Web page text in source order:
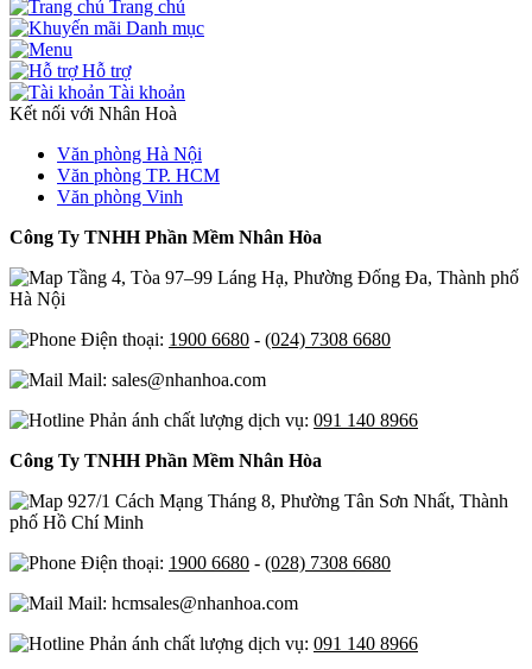
Trang chủ
Danh mục
Hỗ trợ
Tài khoản
Kết nối với Nhân Hoà
Văn phòng Hà Nội
Văn phòng TP. HCM
Văn phòng Vinh
Công Ty TNHH Phần Mềm Nhân Hòa
Tầng 4, Tòa 97–99 Láng Hạ, Phường Đống Đa, Thành phố
Hà Nội
Điện thoại: 1900 6680 - (024) 7308 6680
Mail: sales@nhanhoa.com
Phản ánh chất lượng dịch vụ: 091 140 8966
Công Ty TNHH Phần Mềm Nhân Hòa
927/1 Cách Mạng Tháng 8, Phường Tân Sơn Nhất, Thành
phố Hồ Chí Minh
Điện thoại: 1900 6680 - (028) 7308 6680
Mail: hcmsales@nhanhoa.com
Phản ánh chất lượng dịch vụ: 091 140 8966